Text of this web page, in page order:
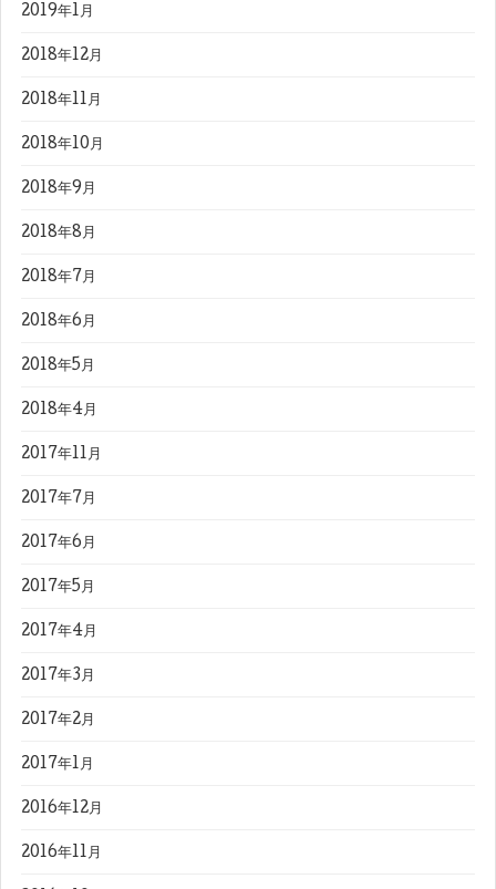
2019年1月
2018年12月
2018年11月
2018年10月
2018年9月
2018年8月
2018年7月
2018年6月
2018年5月
2018年4月
2017年11月
2017年7月
2017年6月
2017年5月
2017年4月
2017年3月
2017年2月
2017年1月
2016年12月
2016年11月